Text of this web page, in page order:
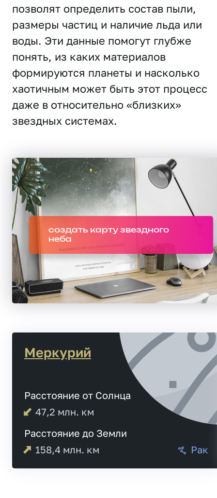
позволят определить состав пыли,
размеры частиц и наличие льда или
воды. Эти данные помогут глубже
понять, из каких материалов
формируются планеты и насколько
хаотичным может быть этот процесс
даже в относительно «близких»
звездных системах.
создать карту звездного
неба
Меркурий
Расстояние от Солнца
47,2 млн. км
Расстояние до Земли
158,4 млн. км Рак